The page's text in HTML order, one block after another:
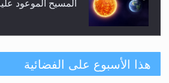
المسيح الموعود
حقيقة المسيح
هذا الأسبوع على الفضائية